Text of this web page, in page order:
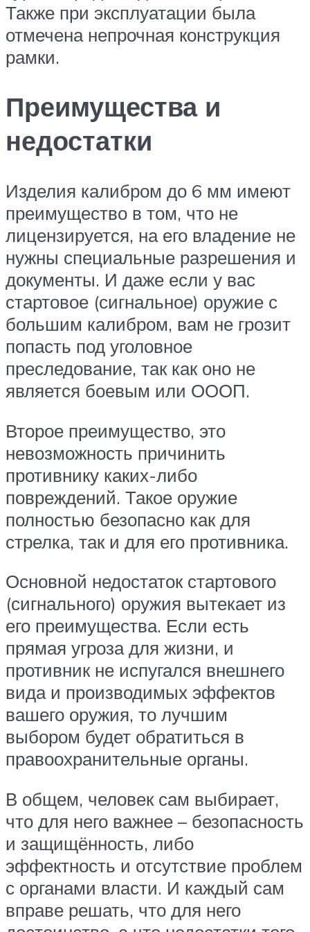
Также при эксплуатации была
отмечена непрочная конструкция
рамки.
Преимущества и
недостатки
Изделия калибром до 6 мм имеют
преимущество в том, что не
лицензируется, на его владение не
нужны специальные разрешения и
документы. И даже если у вас
стартовое (сигнальное) оружие с
большим калибром, вам не грозит
попасть под уголовное
преследование, так как оно не
является боевым или ОООП.
Второе преимущество, это
невозможность причинить
противнику каких-либо
повреждений. Такое оружие
полностью безопасно как для
стрелка, так и для его противника.
Основной недостаток стартового
(сигнального) оружия вытекает из
его преимущества. Если есть
прямая угроза для жизни, и
противник не испугался внешнего
вида и производимых эффектов
вашего оружия, то лучшим
выбором будет обратиться в
правоохранительные органы.
В общем, человек сам выбирает,
что для него важнее – безопасность
и защищённость, либо
эффектность и отсутствие проблем
с органами власти. И каждый сам
вправе решать, что для него